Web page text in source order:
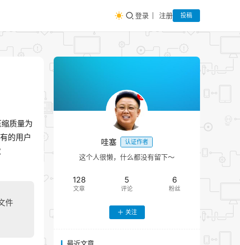
登录 注册 投稿
质量为
的用户
件
哇塞 认证作者
这个人很懒，什么都没有留下～
128
文章
5
评论
6
粉丝
关注